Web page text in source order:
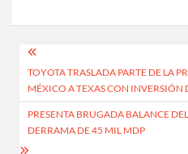
Navegación
de
entradas
TOYOTA TRASLADA PARTE DE LA
MÉXICO A TEXAS CON INVERSIÓN
PRESENTA BRUGADA BALANCE
DERRAMA DE 45 MIL MDP